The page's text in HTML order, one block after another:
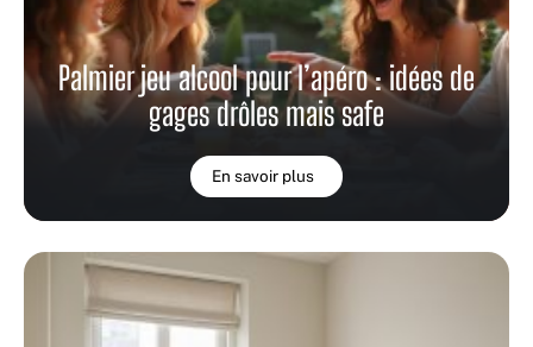
Palmier jeu alcool pour l’apéro : idées de
gages drôles mais safe
En savoir plus